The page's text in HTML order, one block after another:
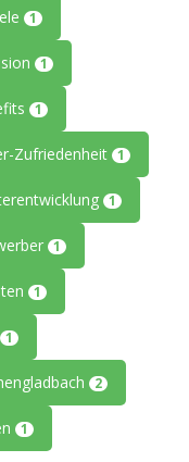
1
1
1
Zufriedenheit 1
1
1
1
1
2
1